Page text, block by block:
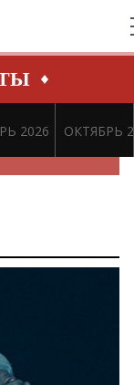
2026 ОКТЯБРЬ